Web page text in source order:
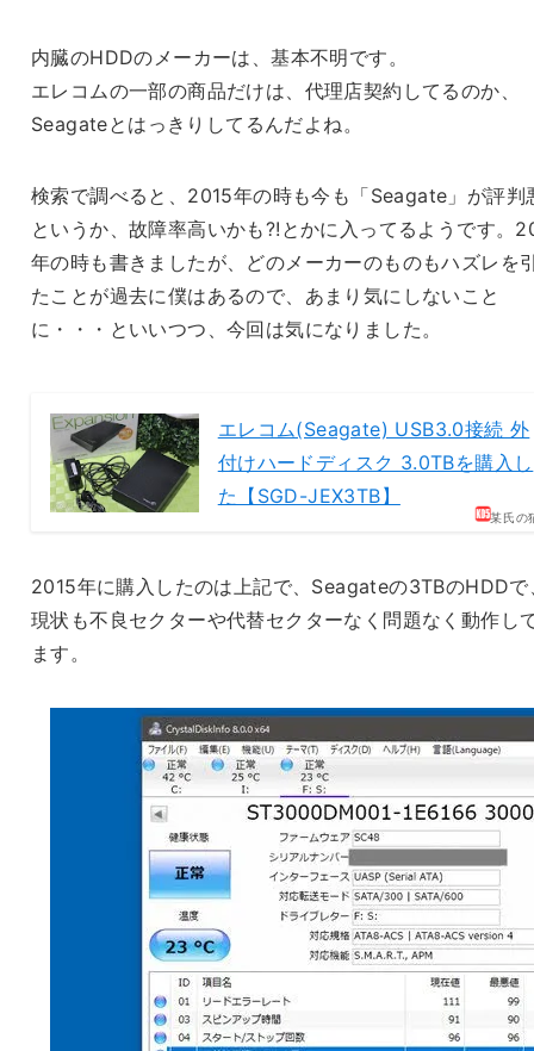
内臓のHDDのメーカーは、基本不明です。
エレコムの一部の商品だけは、代理店契約してるのか、
Seagateとはっきりしてるんだよね。
検索で調べると、2015年の時も今も「Seagate」が評判
というか、故障率高いかも?!とかに入ってるようです。
年の時も書きましたが、どのメーカーのものもハズレを
たことが過去に僕はあるので、あまり気にしないこと
に・・・といいつつ、今回は気になりました。
某氏の
エレコム(Seagate) USB3.0接続 外
付けハードディスク 3.0TBを購入し
た【SGD-JEX3TB】
2015年に購入したのは上記で、Seagateの3TBのHDDで
現状も不良セクターや代替セクターなく問題なく動作し
ます。